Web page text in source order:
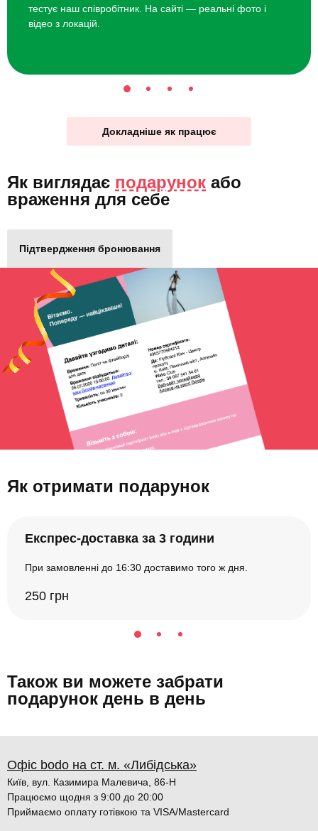
тестує наш співробітник. На сайті — реальні фото і
відео з локацій.
Докладніше як працює
Як виглядає подарунок або
враження для себе
Підтвердження бронювання
Як отримати подарунок
Експрес-доставка за 3 години
При замовленні до 16:30 доставимо того ж дня.
250 грн
Також ви можете забрати
подарунок день в день
Офіс bodo на ст. м. «Либідська»
Київ, вул. Казимира Малевича, 86-Н
Працюємо щодня з 9:00 до 20:00
Приймаємо оплату готівкою та VISA/Mastercard